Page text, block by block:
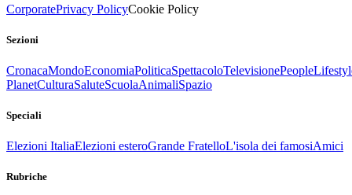
CorporatePrivacy PolicyCookie Policy
Sezioni
CronacaMondoEconomiaPoliticaSpettacoloTelevisionePeople
PlanetCulturaSaluteScuolaAnimaliSpazio
Speciali
Elezioni ItaliaElezioni esteroGrande FratelloL'isola dei famosiAmici
Rubriche